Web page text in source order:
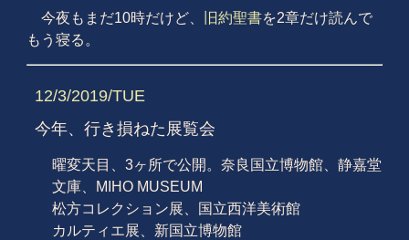
今夜もまだ10時だけど、
旧約聖書を2章だけ読んで
もう寝る。
12/3/2019/TUE
今年、行き損ねた展覧会
曜変天目、3ヶ所で公開。奈良国立博物館、静嘉堂
文庫、MIHO MUSEUM
松方コレクション展、国立西洋美術館
カルティエ展、新国立博物館